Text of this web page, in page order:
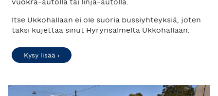
vuokra-autolla tai linja-autolla.
Itse Ukkohallaan ei ole suoria bussiyhteyksiä, joten
taksi kujettaa sinut Hyrynsalmelta Ukkohallaan.
Kysy lisää ›